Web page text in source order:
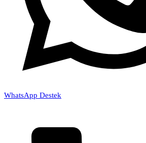
WhatsApp Destek